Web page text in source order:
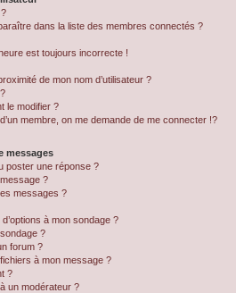
dans la liste des membres connectés ?
est toujours incorrecte !
de mon nom d’utilisateur ?
le modifier ?
membre, on me demande de me connecter !?
messages
poster une réponse ?
?
messages ?
à mon sondage ?
?
forum ?
à mon message ?
?
un modérateur ?